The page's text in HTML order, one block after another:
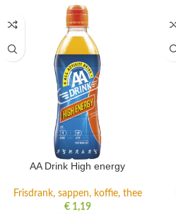
AA Drink High energy
Frisdrank, sappen, koffie, thee
€1,19